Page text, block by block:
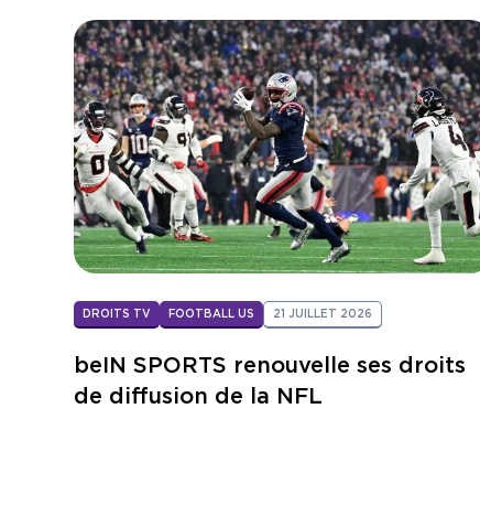
DROITS TV FOOTBALL US 21 JUILLET 2026
beIN SPORTS renouvelle ses droits
de diffusion de la NFL